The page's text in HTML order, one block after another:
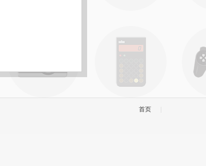
首页